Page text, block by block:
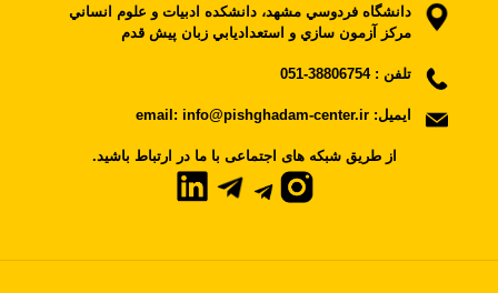
دانشگاه فردوسي مشهد، دانشکده ادبيات و علوم انساني
مرکز آزمون سازي و استعداديابي زبان پيش قدم
تلفن :38806754-051
ایمیل: email: info@pishghadam-center.ir
.از طریق شبکه های اجتماعی با ما در ارتباط باشید